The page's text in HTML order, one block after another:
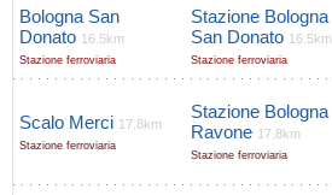
Bologna San
Donato 16.5km
Stazione ferroviaria
Stazione Bologna
San Donato 16.5km
Stazione ferroviaria
Scalo Merci 17.8km
Stazione ferroviaria
Stazione Bologna
Ravone 17.8km
Stazione ferroviaria